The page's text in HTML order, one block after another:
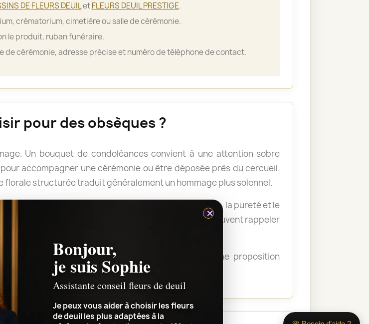
DE FLEURS DEUILetFLEURS DEUIL PRESTIGE.
crématorium, cimetière ou salle de cérémonie.
le produit, ruban funéraire.
de cérémonie, adresse précise et numéro de téléphone de contact.
pour des obsèques ?
Un bouquet de condoléances convient à une attention sobre
accompagner une cérémonie ou être déposée près du cercueil.
florale structurée traduit généralement un hommage plus solennel.
fleurs blanches évoquent traditionnellement la paix, la pureté et le
tandis que des couleurs plus soutenues peuvent rappeler
couleurs retenir, Sophie peut vous guider vers une proposition
le message que vous souhaitez transmettre.
×
Bonjour,
je suis Sophie
Assistante conseil fleurs de deuil
Je peux vous aider à choisir les fleurs
de deuil les plus adaptées à la